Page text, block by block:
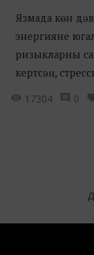
Язмада көн
энергияне
ризыкларны
кертсәң,
17304
0